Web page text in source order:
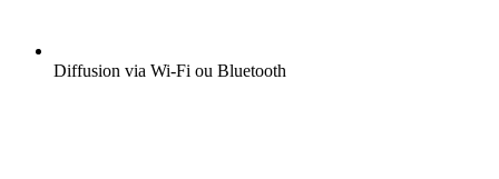
Diffusion via Wi-Fi ou Bluetooth